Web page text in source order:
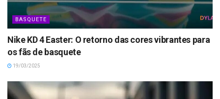
BASQUETE
Nike KD 4 Easter: O retorno das cores vibrantes para
os fãs de basquete
19/03/2025